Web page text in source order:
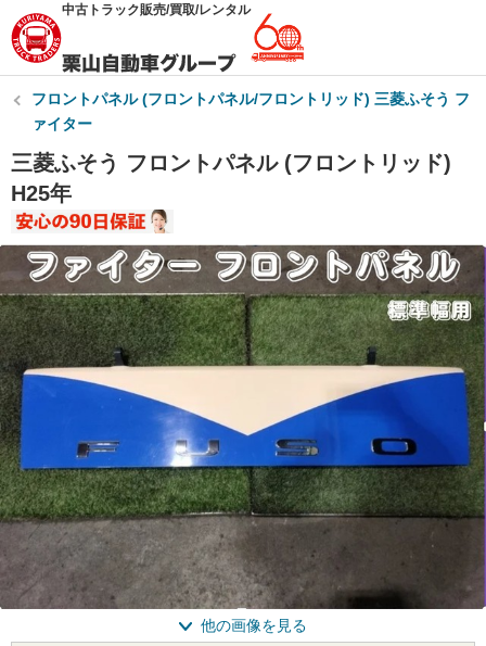
中古トラック販売/買取/レンタル
フロントパネル (フロントパネル/フロントリッド) 三菱ふそう フ
ァイター
三菱ふそう フロントパネル (フロントリッド)
H25年
他の画像を見る